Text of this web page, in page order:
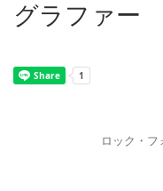
グラファー
ロック・